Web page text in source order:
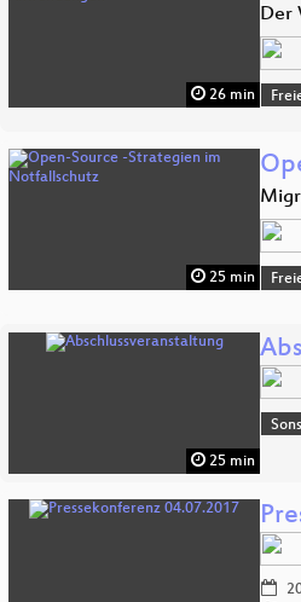
26 min
Der
25 min
25 min